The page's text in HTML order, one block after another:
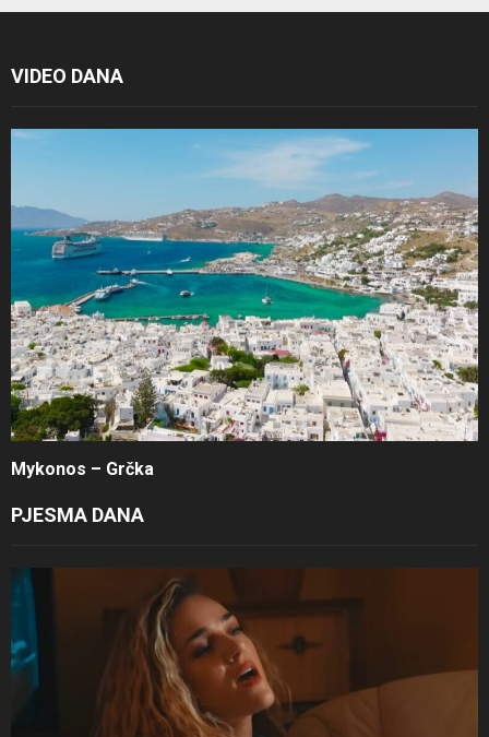
VIDEO DANA
Mykonos – Grčka
PJESMA DANA